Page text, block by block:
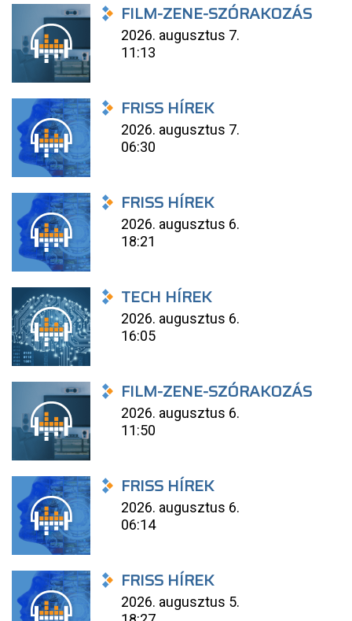
FILM-ZENE-SZÓRAKOZÁS
2026. augusztus 7.
11:13
FRISS HÍREK
2026. augusztus 7.
06:30
FRISS HÍREK
2026. augusztus 6.
18:21
TECH HÍREK
2026. augusztus 6.
16:05
FILM-ZENE-SZÓRAKOZÁS
2026. augusztus 6.
11:50
FRISS HÍREK
2026. augusztus 6.
06:14
FRISS HÍREK
2026. augusztus 5.